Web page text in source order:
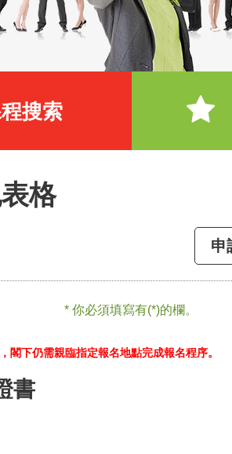
搜索
格
申
* 你必須填寫有(*)的欄。
閣下仍需親臨指定報名地點完成報名程序。
書